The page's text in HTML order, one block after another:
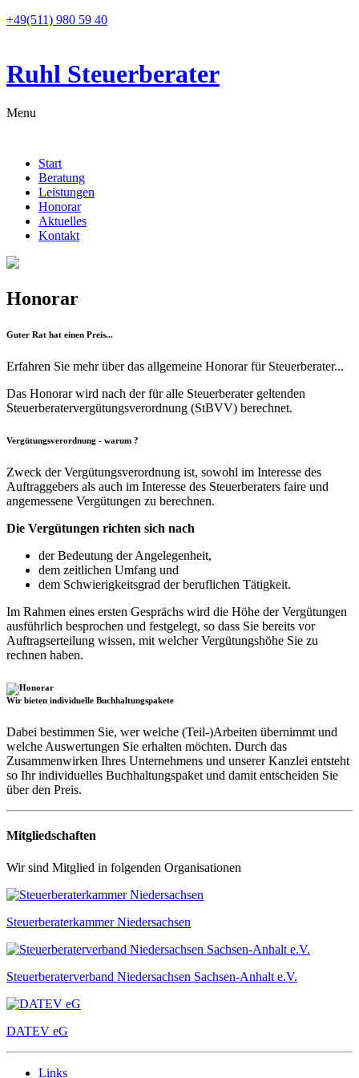
+49(511) 980 59 40
Ruhl Steuerberater
Menu
Start
Beratung
Leistungen
Honorar
Aktuelles
Kontakt
Honorar
Guter Rat hat einen Preis...
Erfahren Sie mehr über das allgemeine Honorar für Steuerberater...
Das Honorar wird nach der für alle Steuerberater geltenden
Steuerberatervergütungsverordnung (StBVV) berechnet.
Vergütungsverordnung - warum ?
Zweck der Vergütungsverordnung ist, sowohl im Interesse des
Auftraggebers als auch im Interesse des Steuerberaters faire und
angemessene Vergütungen zu berechnen.
Die Vergütungen richten sich nach
der Bedeutung der Angelegenheit,
dem zeitlichen Umfang und
dem Schwierigkeitsgrad der beruflichen Tätigkeit.
Im Rahmen eines ersten Gesprächs wird die Höhe der Vergütungen
ausführlich besprochen und festgelegt, so dass Sie bereits vor
Auftragserteilung wissen, mit welcher Vergütungshöhe Sie zu
rechnen haben.
Wir bieten individuelle Buchhaltungspakete
Dabei bestimmen Sie, wer welche (Teil-)Arbeiten übernimmt und
welche Auswertungen Sie erhalten möchten. Durch das
Zusammenwirken Ihres Unternehmens und unserer Kanzlei entsteht
so Ihr individuelles Buchhaltungspaket und damit entscheiden Sie
über den Preis.
Mitgliedschaften
Wir sind Mitglied in folgenden Organisationen
Steuerberaterkammer Niedersachsen
Steuerberaterverband Niedersachsen Sachsen-Anhalt e.V.
DATEV eG
Links